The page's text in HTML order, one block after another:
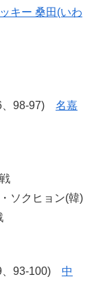
キー 桑田(いわ
、98-97) 名嘉
ソクヒョン(韓)
、93-100) 中